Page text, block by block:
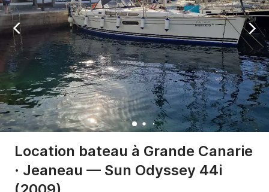
Location bateau à Grande Canarie
· Jeaneau — Sun Odyssey 44i